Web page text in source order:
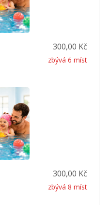
zbývá 6 míst
300,00 Kč
zbývá 8 míst
300,00 Kč